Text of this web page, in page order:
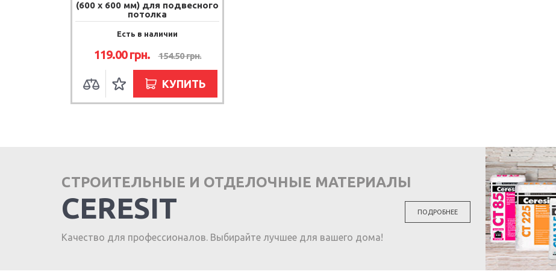
(600 х 600 мм) для подвесного
потолка
Есть в наличии
119.00 грн. 154.50 грн.
КУПИТЬ
СТРОИТЕЛЬНЫЕ И ОТДЕЛОЧНЫЕ МАТЕРИАЛЫ
CERESIT
Качество для профессионалов. Выбирайте лучшее для вашего дома!
ПОДРОБНЕЕ